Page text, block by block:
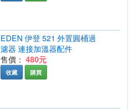
EDEN 伊登 521 外置圓桶過
濾器 連接加溫器配件
售價： 480元
收藏 購買